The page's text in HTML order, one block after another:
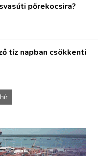
pőrekocsira?
tíz napban csökkenti